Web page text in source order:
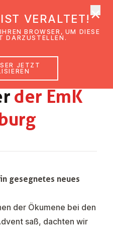
der EmK
(2025-26)
gesegnetes neues
der Ökumene bei den
saß, dachten wir
VERALTET!
BROWSER, UM DIESE
DARZUSTELLEN.
JETZT
×